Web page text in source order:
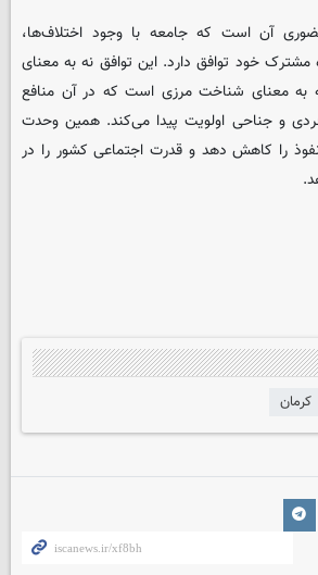
آن است که جامعه با وجود اختلاف‌ها،
مشترک خود توافق دارد. این توافق نه به معنای
به معنای شناخت مرزی است که در آن منافع
و جناحی اولویت پیدا می‌کند. همین وحدت
را کاهش دهد و قدرت اجتماعی کشور را در
کرمان